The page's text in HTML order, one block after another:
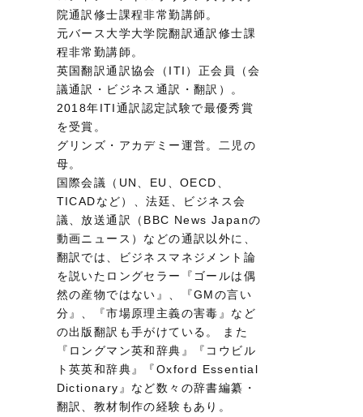
院通訳修士課程非常勤講師。
元バース大学大学院翻訳通訳修士課
程非常勤講師。
英国翻訳通訳協会（ITI）正会員（会
議通訳・ビジネス通訳・翻訳）。
2018年ITI通訳認定試験で最優秀賞
を受賞。
グリンズ・アカデミー運営。二児の
母。
国際会議（UN、EU、OECD、
TICADなど）、法廷、ビジネス会
議、放送通訳（BBC News Japanの
動画ニュース）などの通訳以外に、
翻訳では、ビジネスマネジメント論
を説いたロングセラー『ゴールは偶
然の産物ではない』、『GMの言い
分』、『市場原理主義の害毒』など
の出版翻訳も手がけている。 また
『ロングマン英和辞典』『コウビル
ト英英和辞典』『Oxford Essential
Dictionary』など数々の辞書編纂・
翻訳、教材制作の経験もあり。